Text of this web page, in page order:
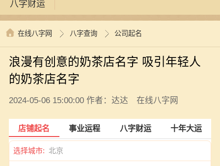
八字财运
在线八字网 八字查询 公司起名
浪漫有创意的奶茶店名字 吸引年轻人
的奶茶店名字
2024-05-06 15:00:00 作者：达达 在线八字网
店铺起名 事业运程 八字财运 十年大运
选择城市: